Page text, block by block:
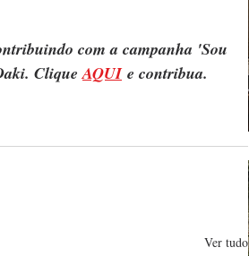
com a campanha 'Sou
Clique AQUI e contribua.
Ver tudo